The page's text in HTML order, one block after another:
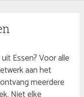
Essen? Voor alle
aan het
meerdere